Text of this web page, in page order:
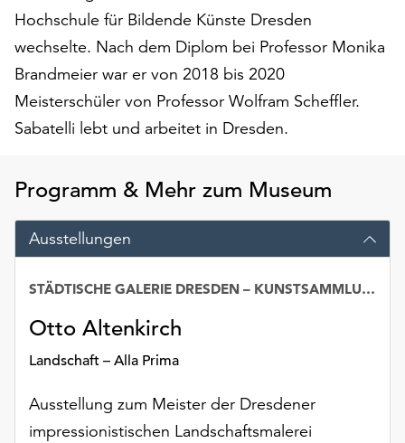
auch
ohne
Ihr
Einverständnis
weiterhin
ausgeführt.
Sie
die
verwendeten
Cookies
anpassen,
erreichen
die
über
Schaltfläche
„Auswählen“.
Hochschule für Bildende Künste Dresden
wechselte. Nach dem Diplom bei Professor Monika
Brandmeier war er von 2018 bis 2020
Meisterschüler von Professor Wolfram Scheffler.
Sabatelli lebt und arbeitet in Dresden.
Programm & Mehr zum Museum
Ausstellungen
Otto Altenkirch
Landschaft – Alla Prima
STÄDTISCHE GALERIE DRESDEN – KUNSTSAMMLUNG
Ausstellung zum Meister der Dresdener
impressionistischen Landschaftsmalerei